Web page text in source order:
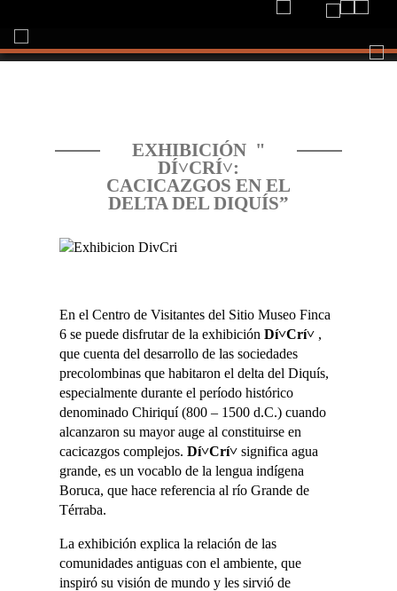
EXHIBICIÓN "
DÍ˅CRÍ˅:
CACICAZGOS EN EL
DELTA DEL DIQUÍS”
En el Centro de Visitantes del Sitio Museo Finca
6 se puede disfrutar de la exhibiciónDí˅Crí˅ ,
que cuenta del desarrollo de las sociedades
precolombinas que habitaron el delta del Diquís,
especialmente durante el período histórico
denominado Chiriquí (800 – 1500 d.C.) cuando
alcanzaron su mayor auge al constituirse en
cacicazgos complejos.Dí˅Crí˅ significa agua
grande, es un vocablo de la lengua indígena
Boruca, que hace referencia al río Grande de
Térraba.
La exhibición explica la relación de las
comunidades antiguas con el ambiente, que
inspiró su visión de mundo y les sirvió de